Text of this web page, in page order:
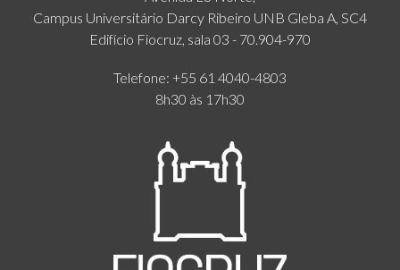
Campus Universitário Darcy Ribeiro UNB Gleba A, SC4
Edifício Fiocruz, sala 03 - 70.904-970
Telefone: +55 61 4040-4803
8h30 às 17h30